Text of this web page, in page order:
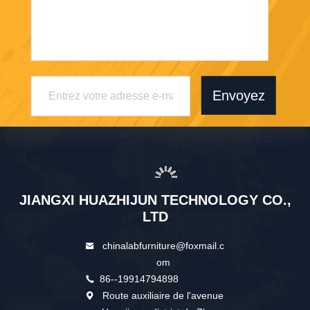
Envoyez
JIANGXI HUAZHIJUN TECHNOLOGY CO.,
LTD
chinalabfurniture@foxmail.c
om
86--19914794898
Route auxiliaire de l'avenue